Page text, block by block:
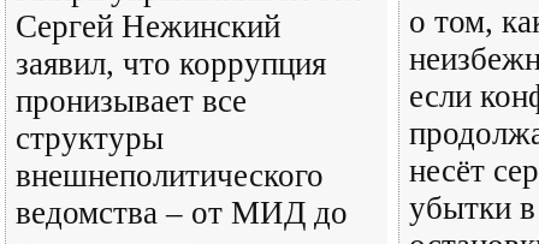
Сергей Нежинский
заявил, что коррупция
пронизывает все
структуры
внешнеполитического
ведомства – от МИД до
о том,
если
несёт
убытки в